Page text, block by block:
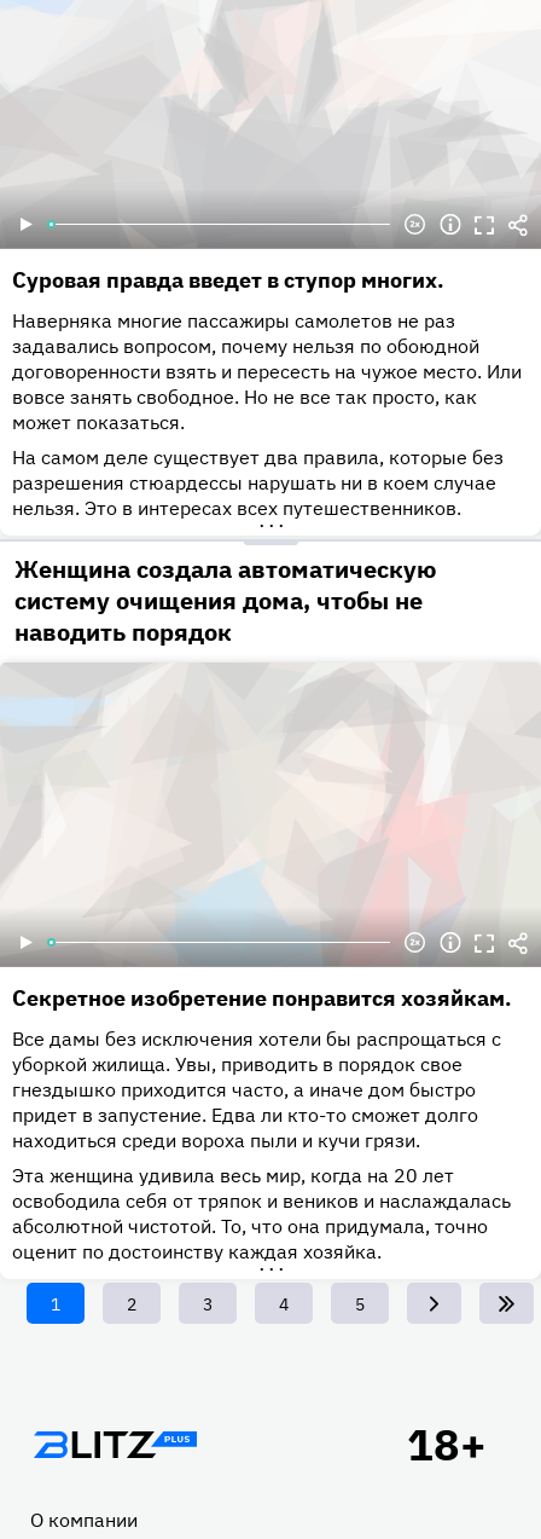
Суровая правда введет в ступор многих.
Наверняка многие пассажиры самолетов не раз
задавались вопросом, почему нельзя по обоюдной
договоренности взять и пересесть на чужое место. Или
вовсе занять свободное. Но не все так просто, как
может показаться.
На самом деле существует два правила, которые без
разрешения стюардессы нарушать ни в коем случае
нельзя. Это в интересах всех путешественников.
•••
Женщина создала автоматическую
систему очищения дома, чтобы не
наводить порядок
Секретное изобретение понравится хозяйкам.
Все дамы без исключения хотели бы распрощаться с
уборкой жилища. Увы, приводить в порядок свое
гнездышко приходится часто, а иначе дом быстро
придет в запустение. Едва ли кто-то сможет долго
находиться среди вороха пыли и кучи грязи.
Эта женщина удивила весь мир, когда на 20 лет
освободила себя от тряпок и веников и наслаждалась
абсолютной чистотой. То, что она придумала, точно
оценит по достоинству каждая хозяйка.
•••
Текущая
страница
1 Page
2 Page
3 Page
4 Page
5
Подвал
О компании